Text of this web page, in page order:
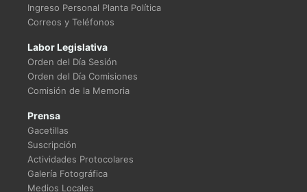
Ingreso Personal Planta Política
Correos y Teléfonos
Labor Legislativa
Orden del Día Sesión
Orden del Día Comisiones
Comisión de la Memoria
Prensa
Gacetillas
Suscripción
Actividades Protocolares
Galería Fotográfica
Medios Locales